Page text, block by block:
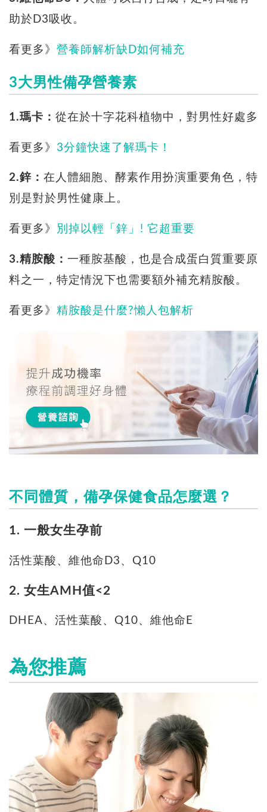
助於D3吸收。
看更多》 營養師解析缺D如何補充
3大男性備孕營養素
1.瑪卡： 從在於十字花科植物中，對男性好處多
看更多》 3分鐘快速了解瑪卡！
2.鋅： 在人體細胞、酵素作用扮演重要角色，特
別是對於男性健康上。
看更多》 別掉以輕「鋅」! 它超重要
3.精胺酸： 一種胺基酸，也是合成蛋白質重要原
料之一，特定情況下也需要額外補充精胺酸。
看更多》 精胺酸是什麼?懶人包解析
不同體質，備孕保健食品怎麼選？
1. 一般女生孕前
活性葉酸、維他命D3、Q10
2. 女生AMH值<2
DHEA、活性葉酸、Q10、維他命E
為您推薦